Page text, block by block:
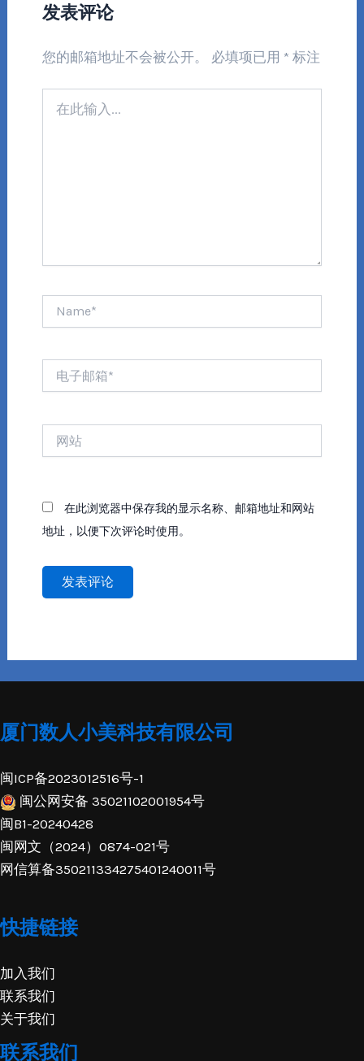
发表评论
您的邮箱地址不会被公开。 必填项已用 * 标注
在此浏览器中保存我的显示名称、邮箱地址和网站
地址，以便下次评论时使用。
厦门数人小美科技有限公司
闽ICP备2023012516号-1
闽公网安备 35021102001954号
闽B1-20240428
闽网文（2024）0874-021号
网信算备350211334275401240011号
快捷链接
加入我们
联系我们
关于我们
联系我们